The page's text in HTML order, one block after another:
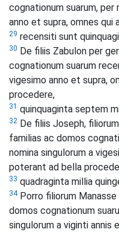
cognationum suarum, per
anno et supra, omnes qui
29 recensiti sunt
30 De filiis Zabulon per
cognationum suarum
vigesimo anno et supra,
procedere,
31 quinquaginta septem
32 De filiis Joseph,
familias ac domos
nomina singulorum a
poterant ad bella
33 quadraginta millia
34Porro filiorum
domos cognationum
singulorum a viginti annis